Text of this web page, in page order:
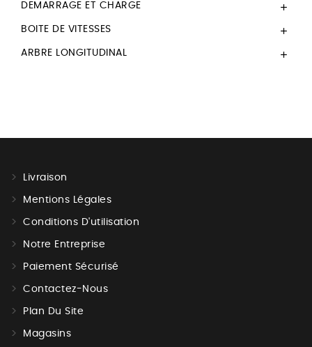
DEMARRAGE ET CHARGE 
BOITE DE VITESSES 
ARBRE LONGITUDINAL 
Livraison
Mentions Légales
Conditions D'utilisation
Notre Entreprise
Paiement Sécurisé
Contactez-Nous
Plan Du Site
Magasins